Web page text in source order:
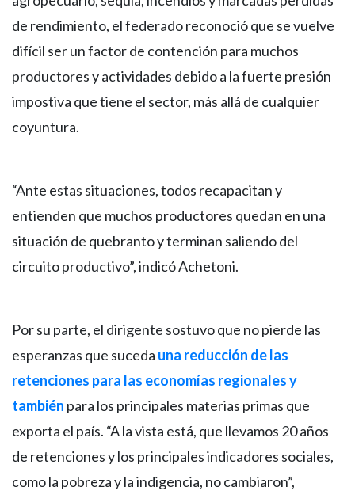
de rendimiento, el federado reconoció que se vuelve
difícil ser un factor de contención para muchos
productores y actividades debido a la fuerte presión
impostiva que tiene el sector, más allá de cualquier
coyuntura.
“Ante estas situaciones, todos recapacitan y
entienden que muchos productores quedan en una
situación de quebranto y terminan saliendo del
circuito productivo”, indicó Achetoni.
Por su parte, el dirigente sostuvo que no pierde las
esperanzas que suceda una reducción de las
retenciones para las economías regionales y
también para los principales materias primas que
exporta el país. “A la vista está, que llevamos 20 años
de retenciones y los principales indicadores sociales,
como la pobreza y la indigencia, no cambiaron”,